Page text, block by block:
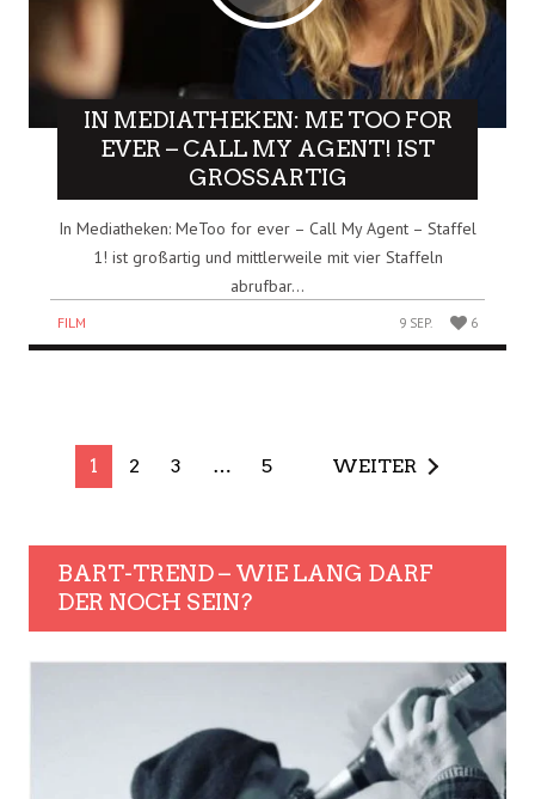
IN MEDIATHEKEN: ME TOO FOR
EVER – CALL MY AGENT! IST
GROSSARTIG
In Mediatheken: MeToo for ever – Call My Agent – Staffel
1! ist großartig und mittlerweile mit vier Staffeln
abrufbar...
FILM 9 SEP. 6
1 2 3 … 5 WEITER
BART-TREND – WIE LANG DARF
DER NOCH SEIN?